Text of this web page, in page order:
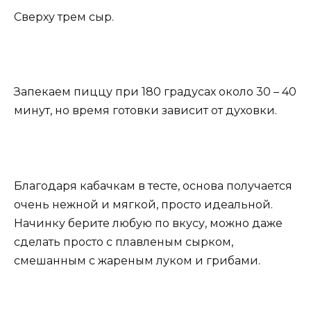
Сверху трем сыр.
Запекаем пиццу при 180 градусах около 30 – 40
минут, но время готовки зависит от духовки.
Благодаря кабачкам в тесте, основа получается
очень нежной и мягкой, просто идеальной.
Начинку берите любую по вкусу, можно даже
сделать просто с плавленым сырком,
смешанным с жареным луком и грибами.